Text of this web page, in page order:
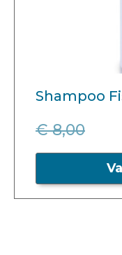
Shampoo
€ 8,00